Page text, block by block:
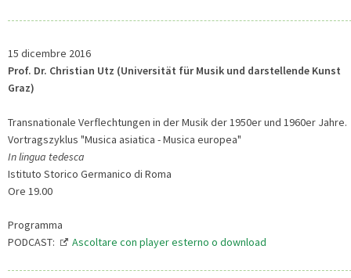
15 dicembre 2016
Prof. Dr. Christian Utz (Universität für Musik und darstellende Kunst
Graz)
Transnationale Verflechtungen in der Musik der 1950er und 1960er Jahre.
Vortragszyklus "Musica asiatica - Musica europea"
In lingua tedesca
Istituto Storico Germanico di Roma
Ore 19.00
Programma
PODCAST:
Ascoltare con player esterno o download